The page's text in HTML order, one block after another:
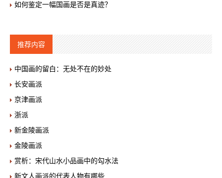
如何鉴定一幅国画是否是真迹？
推荐内容
中国画的留白：无处不在的妙处
长安画派
京津画派
浙派
新金陵画派
金陵画派
赏析：宋代山水小品画中的勾水法
新文人画派的代表人物有哪些